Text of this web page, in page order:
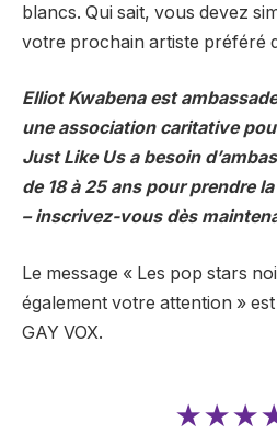
blancs. Qui sait, vous devez
votre prochain artiste préféré
Elliot Kwabena est
une association caritative
Just Like Us a besoin
de 18 à 25 ans pour prendre
– inscrivez-vous dès
Le message « Les pop stars
également votre attention »
GAY VOX.